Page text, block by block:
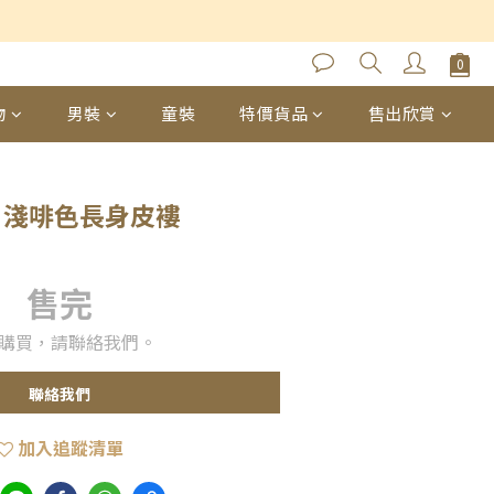
男裝 童裝 特價貨品 售出欣賞
啡色長身皮褸
售完
買，請聯絡我們。
聯絡我們
加入追蹤清單